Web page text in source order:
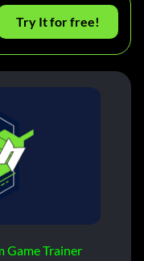
Try It for free!
Game Trainer